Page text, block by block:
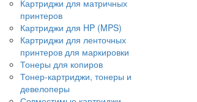
Картриджи для матричных
принтеров
Картриджи для HP (MPS)
Картриджи для ленточных
принтеров для маркировки
Тонеры для копиров
Тонер-картриджи, тонеры и
девелоперы